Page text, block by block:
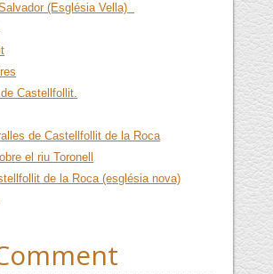
(Església Vella)
Castellfollit.
de Castellfollit de la Roca
el riu Toronell
de la Roca (església nova)